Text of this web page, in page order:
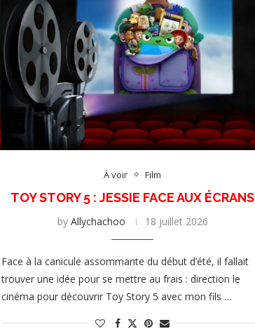
À voir Film
TOY STORY 5 : JESSIE FACE AUX ÉCRANS
by Allychachoo 18 juillet 2026
Face à la canicule assommante du début d’été, il fallait
trouver une idée pour se mettre au frais : direction le
cinéma pour découvrir Toy Story 5 avec mon fils …